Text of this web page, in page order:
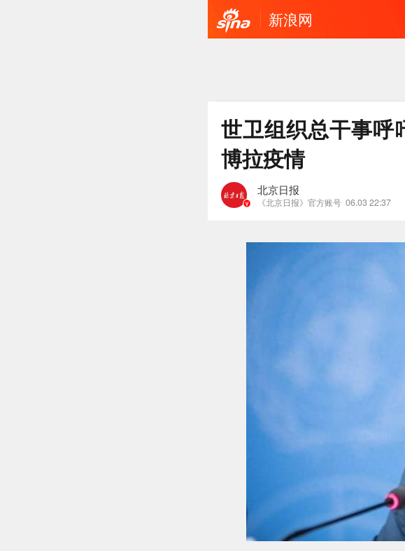
新浪网
世卫组织总干事呼
博拉疫情
北京日报
《北京日报》官方账号 06.03 22:37